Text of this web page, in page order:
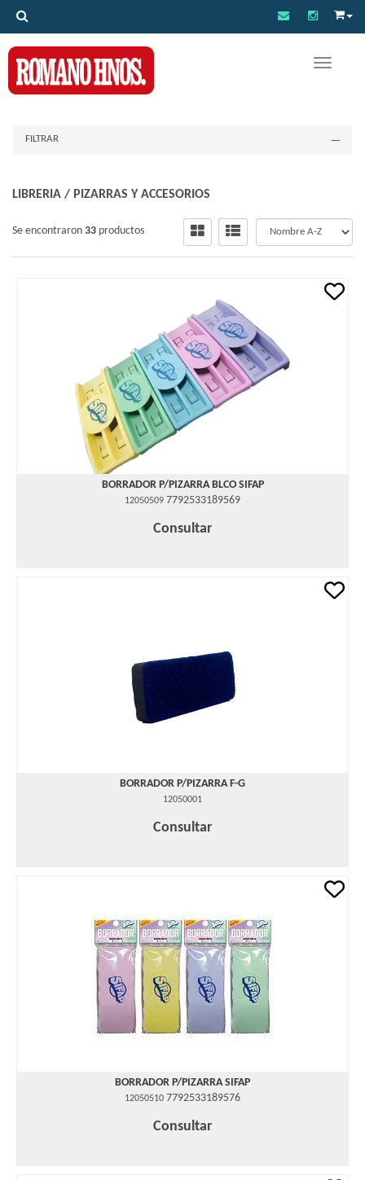
Toggle
FILTRAR
LIBRERIA / PIZARRAS Y ACCESORIOS
Se encontraron 33 productos
BORRADOR P/PIZARRA BLCO SIFAP
12050509 7792533189569
Consultar
BORRADOR P/PIZARRA F-G
12050001
Consultar
BORRADOR P/PIZARRA SIFAP
12050510 7792533189576
Consultar